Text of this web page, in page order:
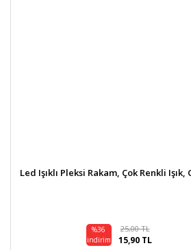
Led Işıklı Pleksi Rakam, Çok Renkli Işık,
%36
indirim
25,00 TL
15,90 TL